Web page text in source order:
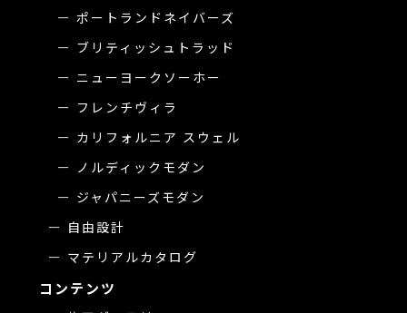
ポートランドネイバーズ
ブリティッシュトラッド
ニューヨークソーホー
フレンチヴィラ
カリフォルニア スウェル
ノルディックモダン
ジャパニーズモダン
自由設計
マテリアルカタログ
コンテンツ